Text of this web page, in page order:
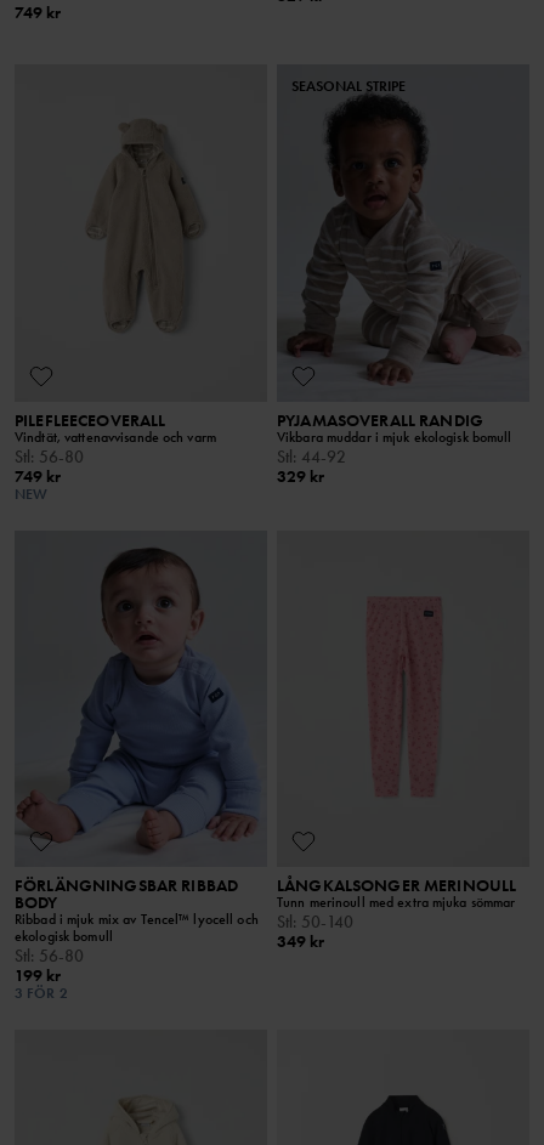
749 kr
PILEFLEECEOVERALL
Vindtät, vattenavvisande och varm
Stl: 56-80
749 kr
NEW
SEASONAL STRIPE
PYJAMASOVERALL RANDIG
Vikbara muddar i mjuk ekologisk bomull
Stl: 44-92
329 kr
FÖRLÄNGNINGSBAR RIBBAD
BODY
Ribbad i mjuk mix av Tencel™ lyocell och
ekologisk bomull
Stl: 56-80
199 kr
3 FÖR 2
LÅNGKALSONGER MERINOULL
Tunn merinoull med extra mjuka sömmar
Stl: 50-140
349 kr